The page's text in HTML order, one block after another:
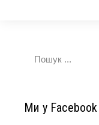
Ми у Facebook